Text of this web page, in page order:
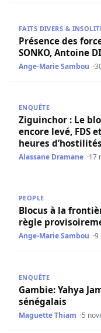
FAITS DIVERS &
Présence des
SONKO, Antoine
Ange-Marie Sambou
ENQUÊTE
Ziguinchor : Le
encore levé, FDS
heures d’hostilités
Alassane Dramane 17
PEOPLE
Blocus à la
règle
Ange-Marie Sambou 9
ENQUÊTE
Gambie: Yahya
sénégalais
Maguette Thiam 5